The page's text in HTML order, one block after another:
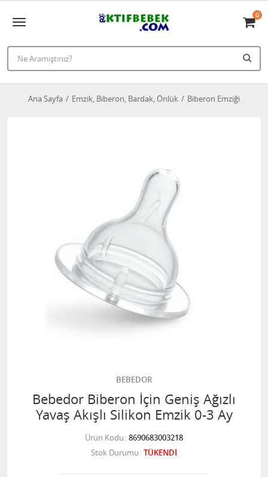
0
Ana Sayfa Emzik, Biberon, Bardak, Önlük Biberon Emziği
BEBEDOR
Bebedor Biberon İçin Geniş Ağızlı
Yavaş Akışlı Silikon Emzik 0-3 Ay
Ürün Kodu 8690683003218
Stok Durumu TÜKENDİ